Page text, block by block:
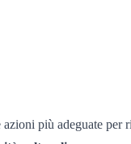
più adeguate per